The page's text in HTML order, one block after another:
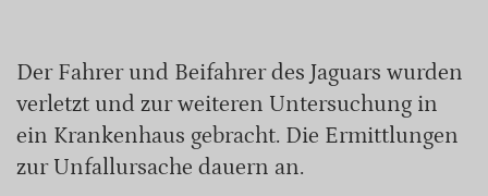
Der Fahrer und Beifahrer des Jaguars wurden
verletzt und zur weiteren Untersuchung in
ein Krankenhaus gebracht. Die Ermittlungen
zur Unfallursache dauern an.